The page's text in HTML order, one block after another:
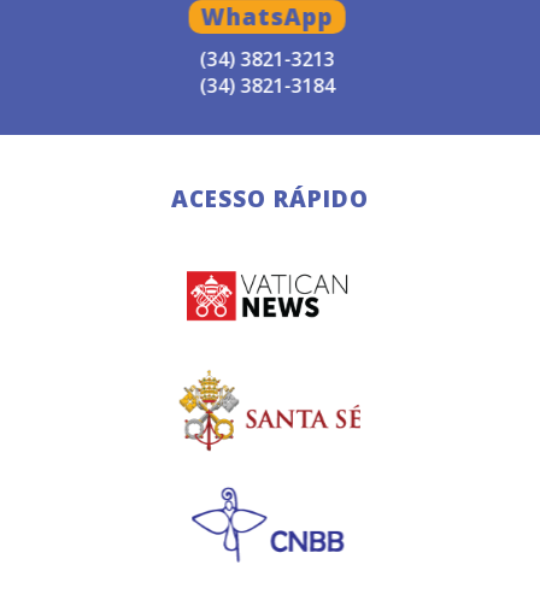
WhatsApp
(34) 3821-3213
(34) 3821-3184
ACESSO RÁPIDO